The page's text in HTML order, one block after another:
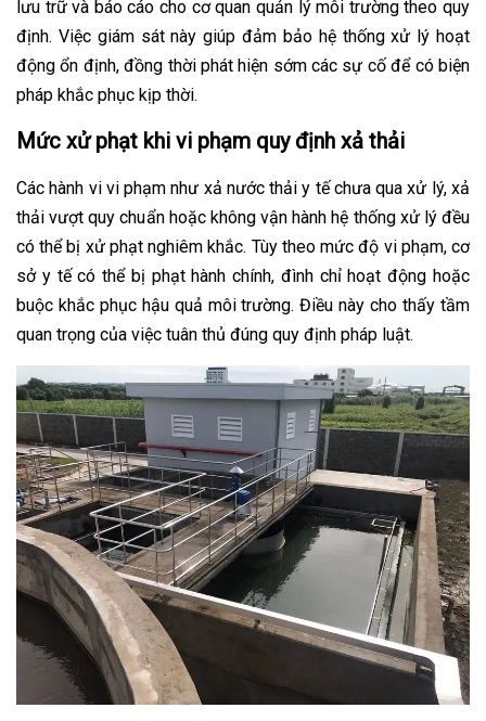
lưu trữ và báo cáo cho cơ quan quản lý môi trường theo quy
định. Việc giám sát này giúp đảm bảo hệ thống xử lý hoạt
động ổn định, đồng thời phát hiện sớm các sự cố để có biện
pháp khắc phục kịp thời.
Mức xử phạt khi vi phạm quy định xả thải
Các hành vi vi phạm như xả nước thải y tế chưa qua xử lý, xả
thải vượt quy chuẩn hoặc không vận hành hệ thống xử lý đều
có thể bị xử phạt nghiêm khắc. Tùy theo mức độ vi phạm, cơ
sở y tế có thể bị phạt hành chính, đình chỉ hoạt động hoặc
buộc khắc phục hậu quả môi trường. Điều này cho thấy tầm
quan trọng của việc tuân thủ đúng quy định pháp luật.